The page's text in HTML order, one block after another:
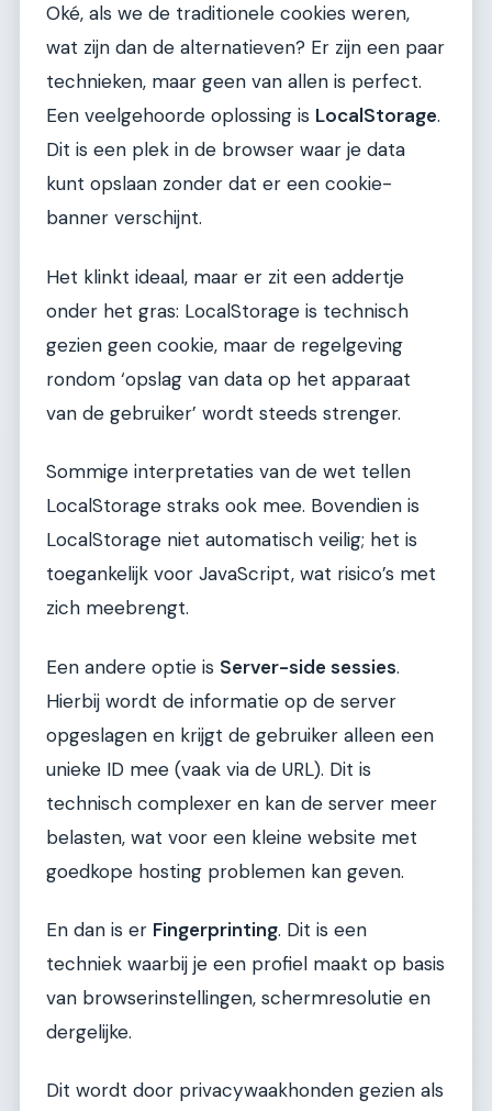
Oké, als we de traditionele cookies weren,
wat zijn dan de alternatieven? Er zijn een paar
technieken, maar geen van allen is perfect.
Een veelgehoorde oplossing is LocalStorage.
Dit is een plek in de browser waar je data
kunt opslaan zonder dat er een cookie-
banner verschijnt.
Het klinkt ideaal, maar er zit een addertje
onder het gras: LocalStorage is technisch
gezien geen cookie, maar de regelgeving
rondom ‘opslag van data op het apparaat
van de gebruiker’ wordt steeds strenger.
Sommige interpretaties van de wet tellen
LocalStorage straks ook mee. Bovendien is
LocalStorage niet automatisch veilig; het is
toegankelijk voor JavaScript, wat risico’s met
zich meebrengt.
Een andere optie is Server-side sessies.
Hierbij wordt de informatie op de server
opgeslagen en krijgt de gebruiker alleen een
unieke ID mee (vaak via de URL). Dit is
technisch complexer en kan de server meer
belasten, wat voor een kleine website met
goedkope hosting problemen kan geven.
En dan is er Fingerprinting. Dit is een
techniek waarbij je een profiel maakt op basis
van browserinstellingen, schermresolutie en
dergelijke.
Dit wordt door privacywaakhonden gezien als